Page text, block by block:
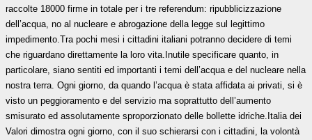
raccolte 18000 firme in totale per i tre referendum: ripubblicizzazione
dell’acqua, no al nucleare e abrogazione della legge sul legittimo
impedimento. Tra pochi mesi i cittadini italiani potranno decidere di temi
che riguardano direttamente la loro vita. Inutile specificare quanto, in
particolare, siano sentiti ed importanti i temi dell’acqua e del nucleare nella
nostra terra. Ogni giorno, da quando l’acqua è stata affidata ai privati, si è
visto un peggioramento e del servizio ma soprattutto dell’aumento
smisurato ed assolutamente sproporzionato delle bollette idriche. Italia dei
Valori dimostra ogni giorno, con il suo schierarsi con i cittadini, la volontà